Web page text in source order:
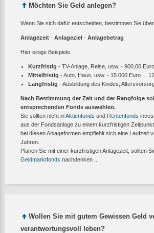
Möchten Sie Geld anlegen?
Wenn Sie sich dafür entscheiden, bestimmen Sie
Anlagezeit - Anlageziel - Anlagebetrag
Hier einige Beispiele:
Kurzfristig - TV-Anlage, Reise, usw. - 900,00
Mittelfristig - Auto, Haus, usw. - 15.000 Euro ...
Langfristig - Ausbildung des Kindes,
Nach Bestimmung der Zeit und der Rangfolge
entsprechenden Fonds auswählen.
Sie sollten nicht inAktienfonds und Rentenfonds
aus der Fondsanlage zu einem kurzfristigen
bei diesen Anlageformen empfiehlt sich eine Laufzeit
Jahren.
Planen Sie mit einer kurzfristigen Anlagezeit, sollten
Geldmarktfonds nachdenken ...
Wollen Sie mit gutem Gewissen Geld
verantwortungsvoll leben?